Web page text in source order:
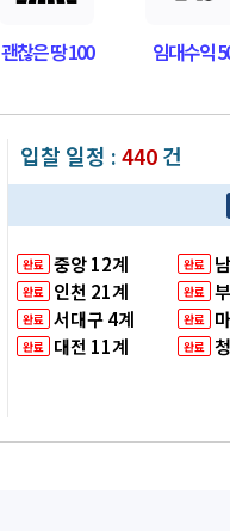
괜찮은 땅 100 임대수익
입찰 일정 :440건
완료 중앙 12계 완료
완료 인천 21계 완료
완료 서대구 4계 완료
완료 대전 11계 완료